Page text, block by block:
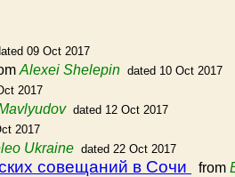
09 Oct 2017
Alexei Shelepin dated 10 Oct 2017
2017
dated 12 Oct 2017
2017
Ukraine dated 22 Oct 2017
совещаний в Сочи from